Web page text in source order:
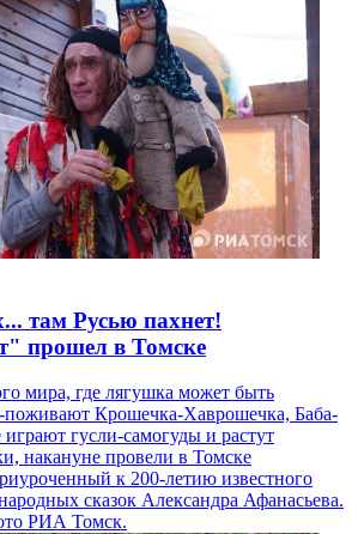
там Русью пахнет!
прошел в Томске
мира, где лягушка может быть
поживают Крошечка-Хаврошечка, Баба-
гусли-самогуды и растут
накануне провели в Томске
к 200-летию известного
сказок Александра Афанасьева.
РИА Томск.